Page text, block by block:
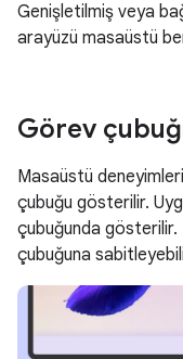
Genişletilmiş veya
arayüzü masaüstü
Görev
Masaüstü
çubuğu gösterilir.
çubuğunda gösterilir.
çubuğuna